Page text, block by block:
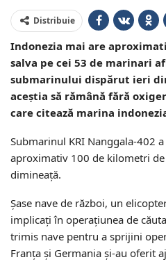
Distribuie
Indonezia mai are
salva pe cei 53 de marinari
submarinului dispărut ieri
aceștia să rămână fără
care citează marina
Submarinul KRI Nanggala-402
aproximativ 100 de kilometri
dimineață.
Șase nave de război, un
implicați în operațiunea de
trimis nave pentru a sprijini
Franța și Germania și-au oferit